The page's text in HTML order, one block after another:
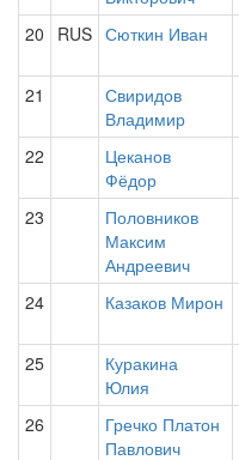
20
RUS Сюткин Иван
21
Свиридов
Владимир
22
Цеканов
Фёдор
23
Половников
Максим
Андреевич
24 Казаков Мирон
25
Куракина
Юлия
26
Гречко Платон
Павлович